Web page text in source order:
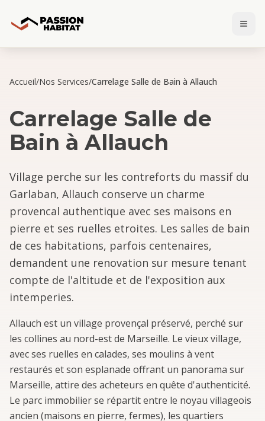
Accueil/Nos Services/Carrelage Salle de Bain à Allauch
Carrelage Salle de
Bain à Allauch
Village perche sur les contreforts du massif du
Garlaban, Allauch conserve un charme
provencal authentique avec ses maisons en
pierre et ses ruelles etroites. Les salles de bain
de ces habitations, parfois centenaires,
demandent une renovation sur mesure tenant
compte de l'altitude et de l'exposition aux
intemperies.
Allauch est un village provençal préservé, perché sur
les collines au nord-est de Marseille. Le vieux village,
avec ses ruelles en calades, ses moulins à vent
restaurés et son esplanade offrant un panorama sur
Marseille, attire des acheteurs en quête d'authenticité.
Le parc immobilier se répartit entre le noyau villageois
ancien (maisons en pierre, fermes), les quartiers